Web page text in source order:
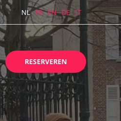
NL FR EN DE IT
RESERVEREN